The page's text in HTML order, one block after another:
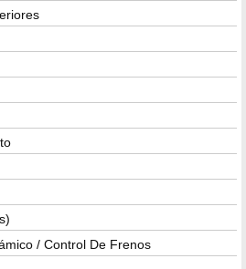
/ Control De Frenos